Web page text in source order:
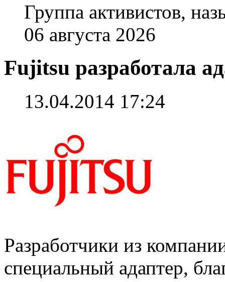
Группа активистов,
06 августа 2026
Fujitsu разработала
13.04.2014 17:24
Разработчики из
специальный адаптер,